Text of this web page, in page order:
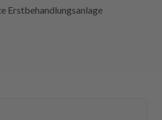
Erstbehandlungsanlage